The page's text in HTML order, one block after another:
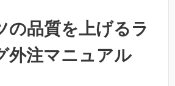
の品質を上げるラ
外注マニュアル